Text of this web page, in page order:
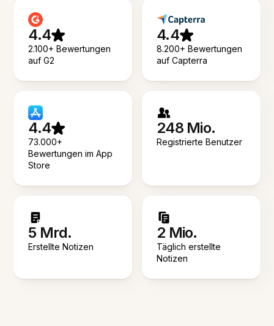
4.4
2.100+ Bewertungen
auf G2
4.4
8.200+ Bewertungen
auf Capterra
4.4
73.000+
Bewertungen im App
Store
248 Mio.
Registrierte Benutzer
5 Mrd.
Erstellte Notizen
2 Mio.
Täglich erstellte
Notizen